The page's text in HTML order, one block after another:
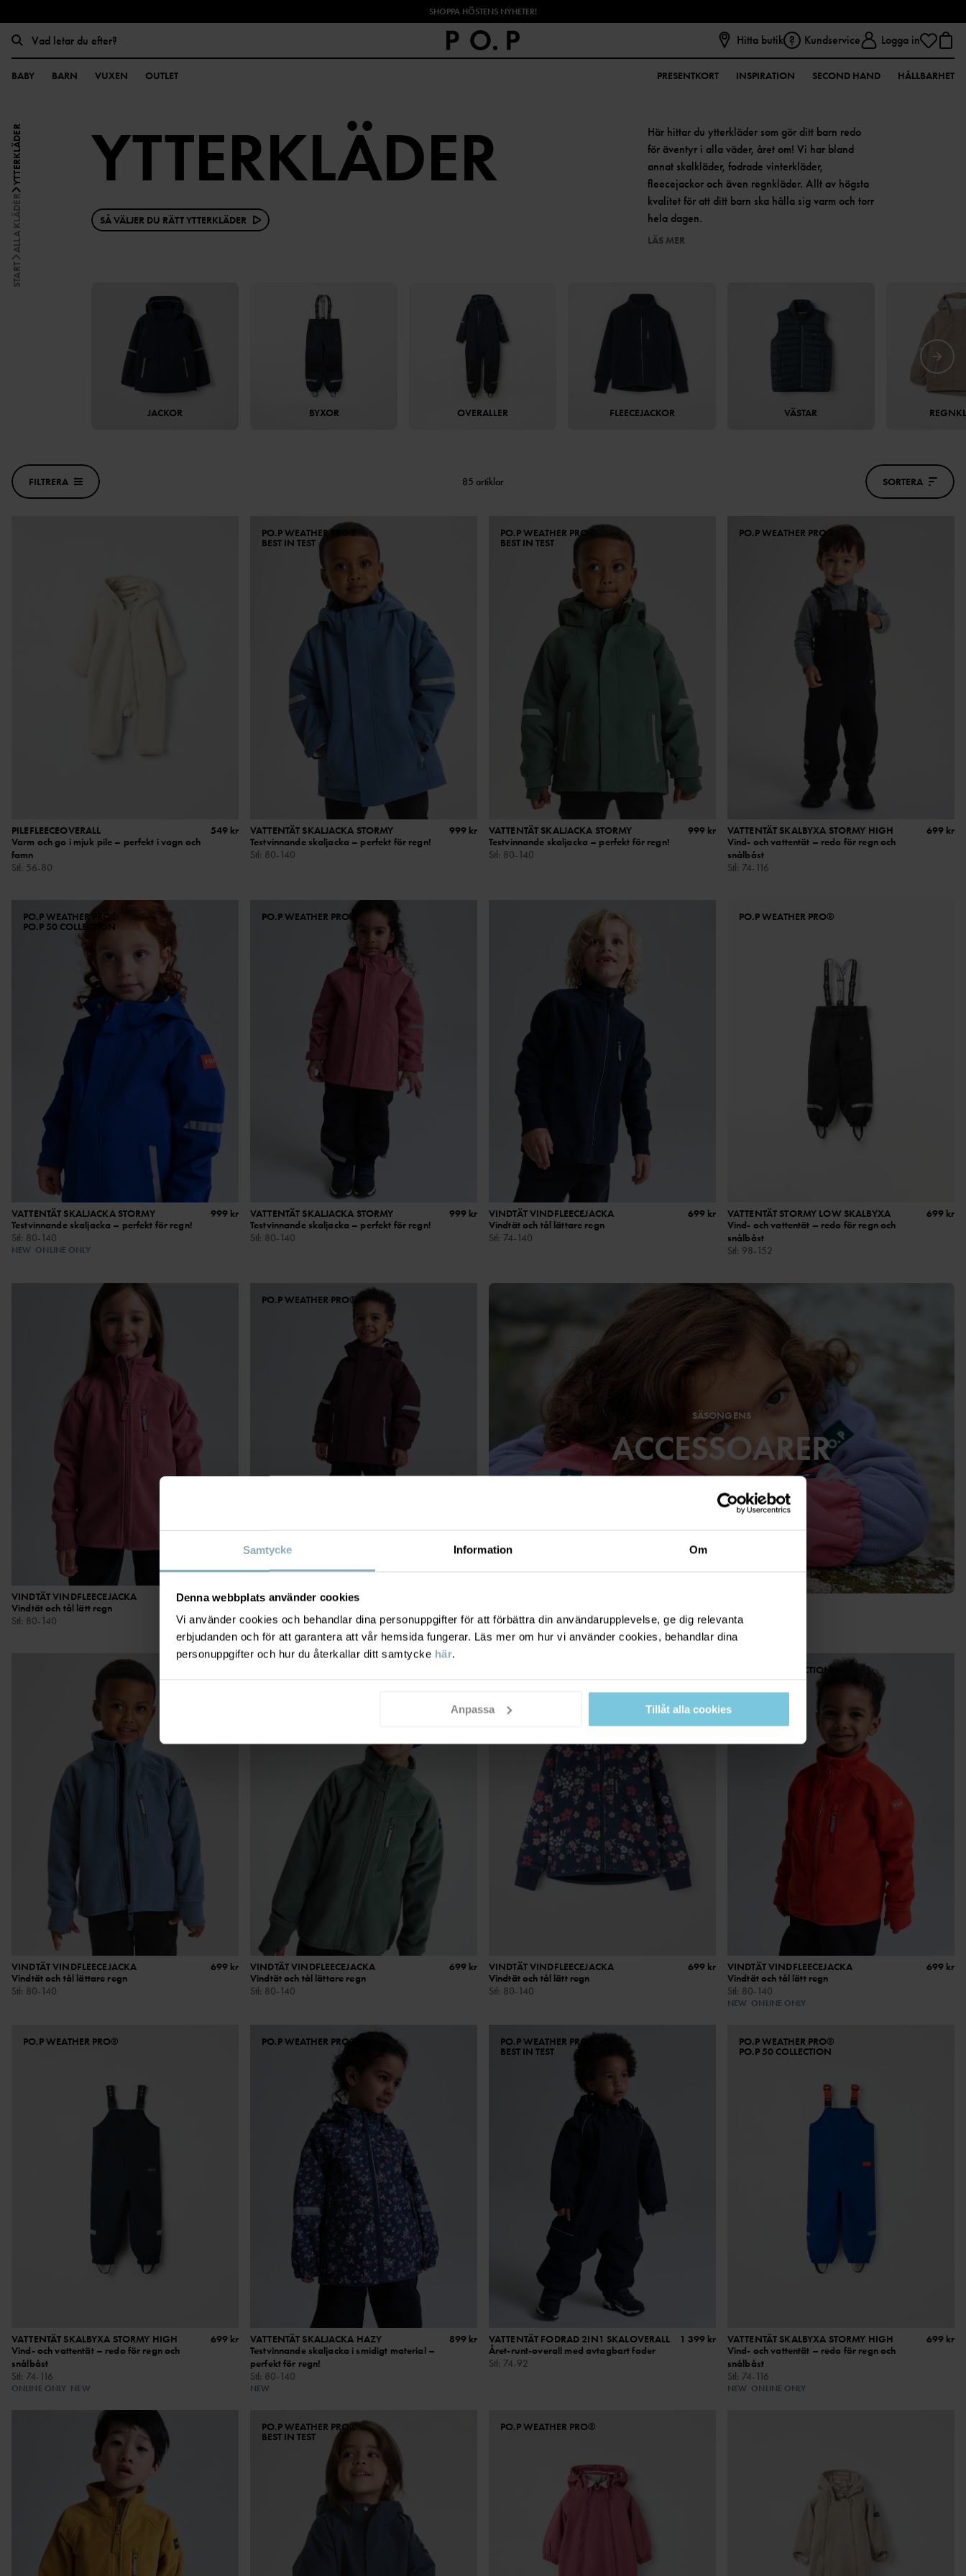
Samtycke Information Om
Denna webbplats använder cookies
Vi använder cookies och behandlar dina personuppgifter för att förbättra din användarupplevelse, ge dig relevanta
erbjudanden och för att garantera att vår hemsida fungerar. Läs mer om hur vi använder cookies, behandlar dina
personuppgifter och hur du återkallar ditt samtycke här.
Anpassa Tillåt alla cookies
SHOPPA HÖSTENS NYHETER!
Hitta butik Kundservice Logga in
BABY BARN VUXEN OUTLET PRESENTKORT INSPIRATION SECOND HAND HÅLLBARHET
START
ALLA KLÄDER
YTTERKLÄDER YTTERKLÄDER
SÅ VÄLJER DU RÄTT YTTERKLÄDER
Här hittar du ytterkläder som gör ditt barn redo
för äventyr i alla väder, året om! Vi har bland
annat skalkläder, fodrade vinterkläder,
fleecejackor och även regnkläder. Allt av högsta
kvalitet för att ditt barn ska hålla sig varm och torr
hela dagen.
LÄS MER
JACKOR BYXOR OVERALLER FLEECEJACKOR VÄSTAR
FILTRERA 85 artiklar SORTERA
PILEFLEECEOVERALL
Varm och go i mjuk pile – perfekt i vagn och
famn
Stl: 56-80
549 kr
PO.P WEATHER PRO®
BEST IN TEST
VATTENTÄT SKALJACKA STORMY
Testvinnande skaljacka – perfekt för regn!
Stl: 80-140
999 kr
PO.P WEATHER PRO®
BEST IN TEST
VATTENTÄT SKALJACKA STORMY
Testvinnande skaljacka – perfekt för regn!
Stl: 80-140
999 kr
PO.P WEATHER PRO®
VATTENTÄT SKALBYXA STORMY HIGH
Vind- och vattentät – redo för regn och
snålbåst
Stl: 74-116
699 kr
PO.P WEATHER PRO®
PO.P 50 COLLECTION
VATTENTÄT SKALJACKA STORMY
Testvinnande skaljacka – perfekt för regn!
Stl: 80-140
NEW ONLINE ONLY
999 kr
PO.P WEATHER PRO®
VATTENTÄT SKALJACKA STORMY
Testvinnande skaljacka – perfekt för regn!
Stl: 80-140
999 kr
VINDTÄT VINDFLEECEJACKA
Vindtät och tål lättare regn
Stl: 74-140
699 kr
PO.P WEATHER PRO®
VATTENTÄT STORMY LOW SKALBYXA
Vind- och vattentät – redo för regn och
snålbåst
Stl: 98-152
699 kr
VINDTÄT VINDFLEECEJACKA
Vindtät och tål lätt regn
Stl: 80-140
699 kr
PO.P WEATHER PRO®
VATTENTÄT SKALJACKA STORMY
Stl:80-140
SÄSONGENS
ACCESSOARER
VINDTÄT VINDFLEECEJACKA
Vindtät och tål lättare regn
Stl : 80-140
699 kr
VINDTÄT VINDFLEECEJACKA
Vindtät och tål lättare regn
Stl : 80-140
699 kr
VINDTÄT VINDFLEECEJACKA
Vindtät och tål lätt regn
Stl : 80-140
699 kr
PO.P 50 COLLECTION
VINDTÄT VINDFLEECEJACKA
Vindtät och tål lätt regn
Stl : 80-140
NEW ONLINE ONLY
699 kr
PO.P WEATHER PRO®
VATTENTÄT SKALBYXA STORMY HIGH
Vind- och vattentät – redo för regn och
snålbåst
Stl: 74-116
ONLINE ONLY NEW
699 kr
PO.P WEATHER PRO®
VATTENTÄT SKALJACKA HAZY
Testvinnande skaljacka i smidigt material –
perfekt för regn!
Stl: 80-140
NEW
899 kr
PO.P WEATHER PRO®
BEST IN TEST
VATTENTÄT FODRAD 2IN1 SKALOVERALL
Året-runt-overall med avtagbart foder
Stl: 74-92
1 399 kr
PO.P WEATHER PRO®
PO.P 50 COLLECTION
VATTENTÄT SKALBYXA STORMY HIGH
Vind- och vattentät – redo för regn och
snålbåst
Stl: 74-116
NEW ONLINE ONLY
699 kr
PO.P WEATHER PRO®
BEST IN TEST
PO.P WEATHER PRO®